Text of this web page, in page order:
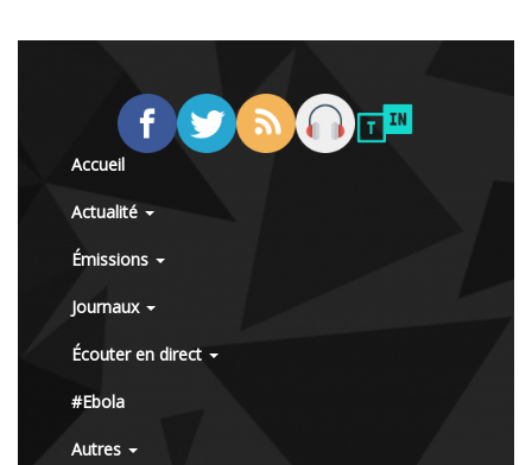
Accueil
Actualité
Émissions
Journaux
Écouter en direct
#Ebola
Autres